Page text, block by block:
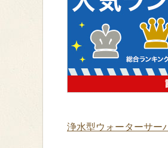
浄水型ウォーターサー